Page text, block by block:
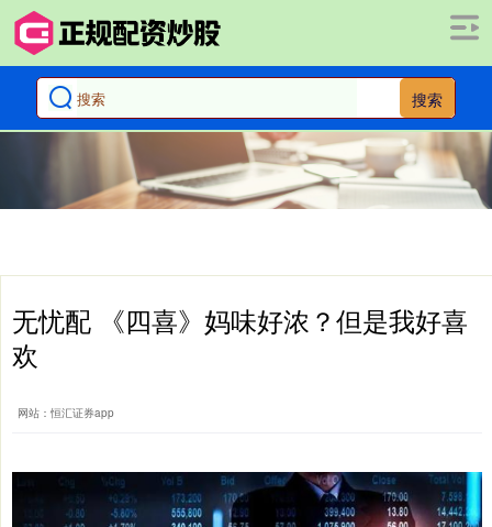
搜索
无忧配 《四喜》妈味好浓？但是我好喜
欢
网站：恒汇证券app